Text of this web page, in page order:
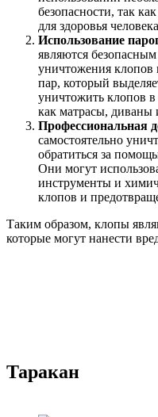
безопасности, так
для здоровья
Использование
являются
уничтожения
пар, который
уничтожить клопов
как матрасы, диваны
Профессиональная
самостоятельно
обратиться за
Они могут
инструменты и
клопов и
Таким образом, клопы
которые могут нанести
Таракан